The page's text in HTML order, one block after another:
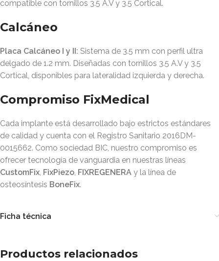
compatible con tornillos 3.5 A.V y 3.5 Cortical.
Calcáneo
Placa Calcáneo I y II: Sistema de 3.5 mm con perfil ultra
delgado de 1.2 mm. Diseñadas con tornillos 3.5 A.V y 3.5
Cortical, disponibles para lateralidad izquierda y derecha.
Compromiso FixMedical
Cada implante está desarrollado bajo estrictos estándares
de calidad y cuenta con el Registro Sanitario 2016DM-
0015662. Como sociedad BIC, nuestro compromiso es
ofrecer tecnología de vanguardia en nuestras líneas
CustomFix, FixPiezo, FIXREGENERA y la línea de
osteosíntesis BoneFix.
Ficha técnica
Productos relacionados